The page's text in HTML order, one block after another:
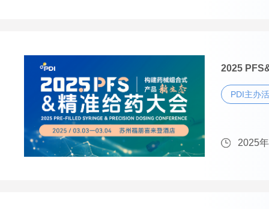
2025
PDI主办
2025